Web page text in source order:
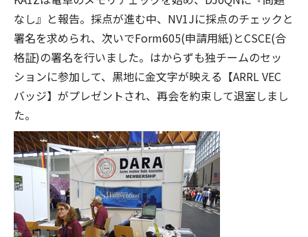
なし』と報告。採点が進む中、NV1Jに採点のチェックと
署名を求められ、次いでForm605(申請用紙)とCSCE(合
格証)の署名を行いました。はからずも独チームのセッ
ションに参加して、黒地に金文字が映える【ARRL VEC
バッジ】がプレゼントされ、再会を約束して退室しまし
た。